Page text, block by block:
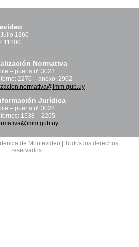
1360
11200
Normativa
– puerta nº 3023
2276 – anexo: 2902
Jurídica
– puerta nº 3028
1538 – 2265
de Montevideo | Todos los derechos
reservados